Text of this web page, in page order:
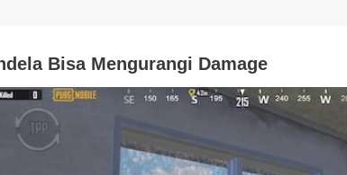
Bisa Mengurangi Damage